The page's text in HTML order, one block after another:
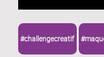
#challengecreatif